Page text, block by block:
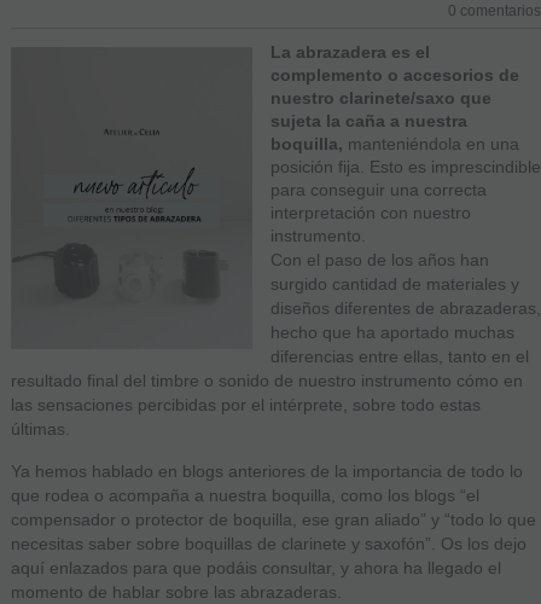
0 comentarios
La abrazadera es el
complemento o accesorios de
nuestro clarinete/saxo que
sujeta la caña a nuestra
boquilla, manteniéndola en una
posición fija. Esto es imprescindible
para conseguir una correcta
interpretación con nuestro
instrumento.
Con el paso de los años han
surgido cantidad de materiales y
diseños diferentes de abrazaderas,
hecho que ha aportado muchas
diferencias entre ellas, tanto en el
resultado final del timbre o sonido de nuestro instrumento cómo en
las sensaciones percibidas por el intérprete, sobre todo estas
últimas.
Ya hemos hablado en blogs anteriores de la importancia de todo lo
que rodea o acompaña a nuestra boquilla, como los blogs “el
compensador o protector de boquilla, ese gran aliado” y “todo lo que
necesitas saber sobre boquillas de clarinete y saxofón”. Os los dejo
aquí enlazados para que podáis consultar, y ahora ha llegado el
momento de hablar sobre las abrazaderas.